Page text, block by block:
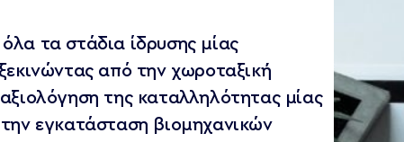
τα στάδια ίδρυσης μίας
από την χωροταξική
της καταλληλότητας μίας
την εγκατάσταση βιομηχανικών